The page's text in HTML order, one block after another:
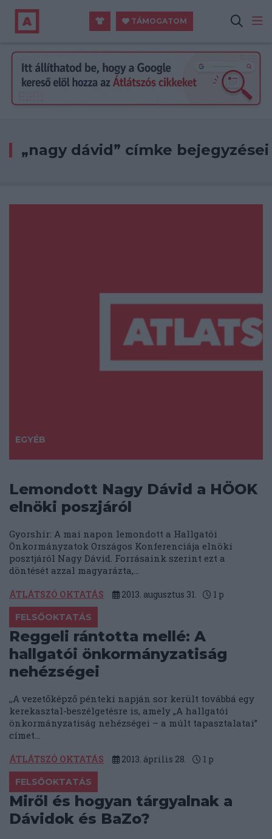
TÁMOGATOM
„nagy dávid” címke bejegyzései
EGYÉB
Lemondott Nagy Dávid a HÖOK
elnöki poszjáról
Gyorshír: A mai napon lemondott a Hallgatói
Önkormányzatok Országos Konferenciája elnöki
posztjáról Nagy Dávid. Forrásaink szerint ezt a
döntését azzal magyarázta,...
ÁTLÁTSZÓ OKTATÁS 2013. augusztus 31. 1 p
FELSŐOKTATÁS
Reggeli rántotta mellé: A
hallgatói önkormányzatiság
nehézségei
,,A vezetőképző pénteki napján sor került továbbá egy
kerekasztal-beszélgetésre is, amely „A hallgatói
önkormányzatiság nehézségei – a múlt tapasztalatai”
címet...
ÁTLÁTSZÓ OKTATÁS 2013. április 28. 1 p
FELSŐOKTATÁS
Miről és hogyan tárgyalnak a
Dávidok és BaZo?